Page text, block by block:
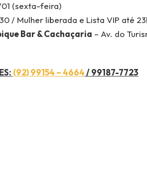
(sexta-feira)
/ Mulher liberada e Lista VIP até
Bar & Cachaçaria – Av. do
(92) 99154 – 4664/ 99187-7723